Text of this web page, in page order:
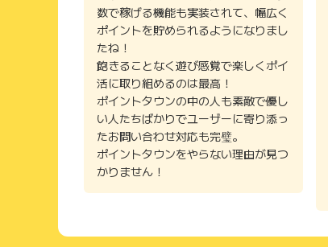
数で稼げる機能も実装されて、幅広く
ポイントを貯められるようになりまし
たね！
飽きることなく遊び感覚で楽しくポイ
活に取り組めるのは最高！
ポイントタウンの中の人も素敵で優し
い人たちばかりでユーザーに寄り添っ
たお問い合わせ対応も完璧。
ポイントタウンをやらない理由が見つ
かりません！